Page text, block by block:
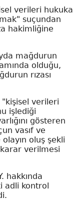
verileri hukuka
suçundan
hakimliğine
mağdurun
olduğu,
rızası
"kişisel verileri
işlediği
gösteren
vasıf ve
oluş şekli
verilmesi
hakkında
adli kontrol